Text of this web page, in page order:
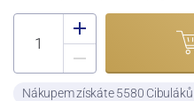
Nákupem získáte 5580 Cibuláků